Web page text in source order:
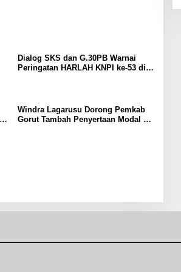
Dialog SKS dan G.30PB Warnai
Peringatan HARLAH KNPI ke-53 di
Windra Lagarusu Dorong Pemkab
Gorut Tambah Penyertaan Modal di